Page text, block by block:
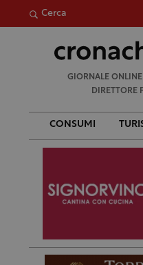
Cerca
GIORNALE
DIRETTORE
CONSUMI